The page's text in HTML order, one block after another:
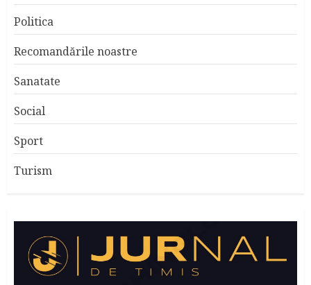
Politica
Recomandările noastre
Sanatate
Social
Sport
Turism